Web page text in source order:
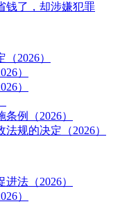
钱了，却涉嫌犯罪
2026）
）
）
例（2026）
规的决定（2026）
法（2026）
）